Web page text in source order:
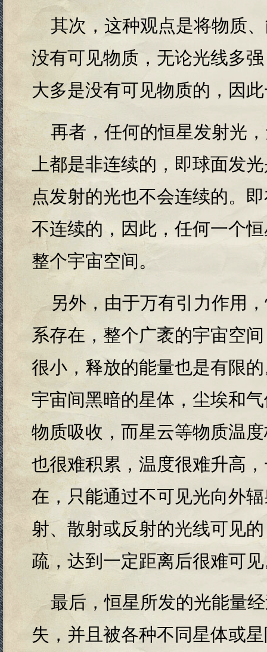
其次，这种观点是将物质
没有可见物质，无论光线多
大多是没有可见物质的，因
再者，任何的恒星发射光
上都是非连续的，即球面发
点发射的光也不会连续的。
不连续的，因此，任何一个
整个宇宙空间。
另外，由于万有引力作用
系存在，整个广袤的宇宙空
很小，释放的能量也是有限
宇宙间黑暗的星体，尘埃和
物质吸收，而星云等物质温
也很难积累，温度很难升高
在，只能通过不可见光向外
射、散射或反射的光线可见
疏，达到一定距离后很难可
最后，恒星所发的光能量
失，并且被各种不同星体或